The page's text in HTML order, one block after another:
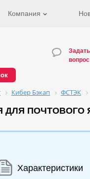
Компания
Задать
вопрос
Кибер Бэкап ФСТЭК
ДЛЯ
Характеристики